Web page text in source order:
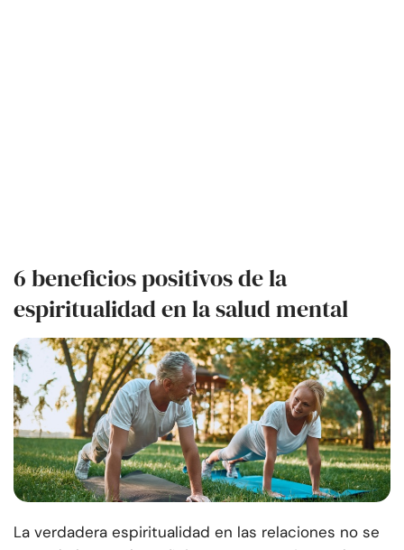
6 beneficios positivos de la
espiritualidad en la salud mental
La verdadera espiritualidad en las relaciones no se